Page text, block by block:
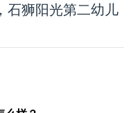
石狮阳光第二幼儿